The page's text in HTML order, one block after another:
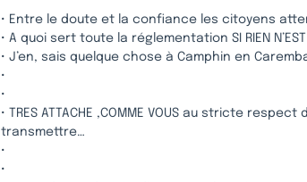
• Entre le doute et la confiance les citoyens
• A quoi sert toute la réglementation SI RIEN N’EST
• J’en, sais quelque chose à Camphin en
•
•
• TRES ATTACHE ,COMME VOUS au stricte
transmettre…
•
•